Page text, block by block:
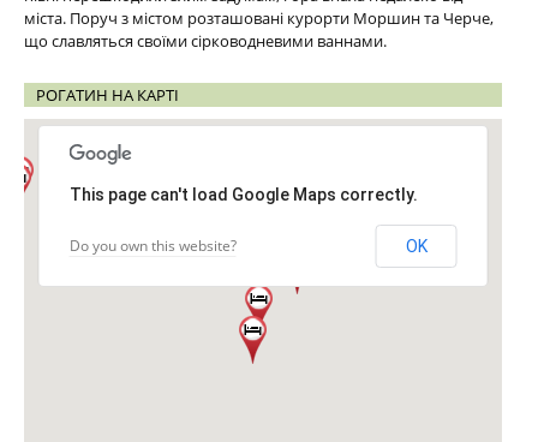
міста. Поруч з містом розташовані курорти Моршин та Черче,
що славляться своїми сірководневими ваннами.
РОГАТИН НА КАРТІ
This page can't load Google Maps correctly.
Do you own this website? OK